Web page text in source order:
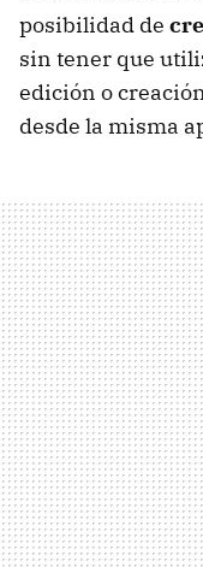
posibilidad de
sin tener que
edición o
desde la misma